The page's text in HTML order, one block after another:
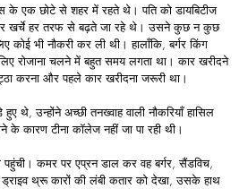
के एक छोटे से शहर में रहते थे। पति को डायबिटीज
और खर्चे हर तरफ से बढ़ते जा रहे थे। उसने कुछ न कुछ
भी नौकरी कर ली थी। हालाँकि, बर्गर किंग
रोजाना चलने में बहुत समय लगता था। कार खरीदने
करना और पहले कार खरीदना जरूरी था।
थे, उन्होंने अच्छी तनख्वाह वाली नौकरियाँ हासिल
के कारण टीना कॉलेज नहीं जा पा रही थी।
कमर पर एप्रन डाल कर वह बर्गर, सैंडविच,
थ्रू कारों की लंबी कतार को देखा, उसके हाथ